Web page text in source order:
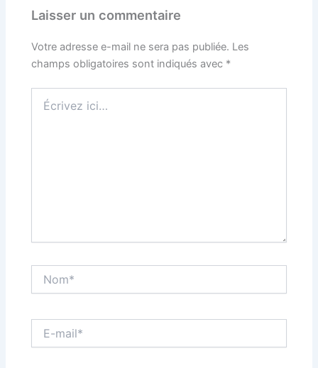
Laisser un commentaire
Votre adresse e-mail ne sera pas publiée. Les
champs obligatoires sont indiqués avec *
ici…
mail*